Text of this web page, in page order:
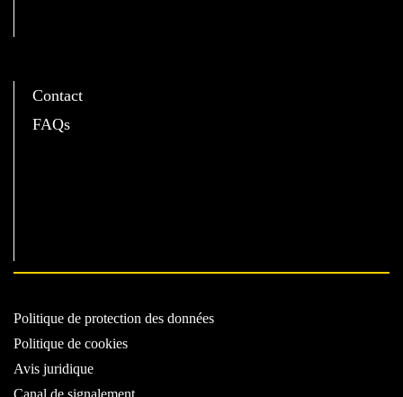
Contact
FAQs
Politique de protection des données
Politique de cookies
Avis juridique
Canal de signalement